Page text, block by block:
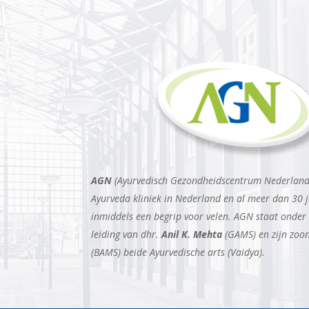
AGN (Ayurvedisch Gezondheidscentrum
Ayurveda kliniek in Nederland en al meer dan 30
inmiddels een begrip voor velen. AGN staat onder
leiding van dhr. Anil K. Mehta (GAMS) en zijn
(BAMS) beide Ayurvedische arts (Vaidya).